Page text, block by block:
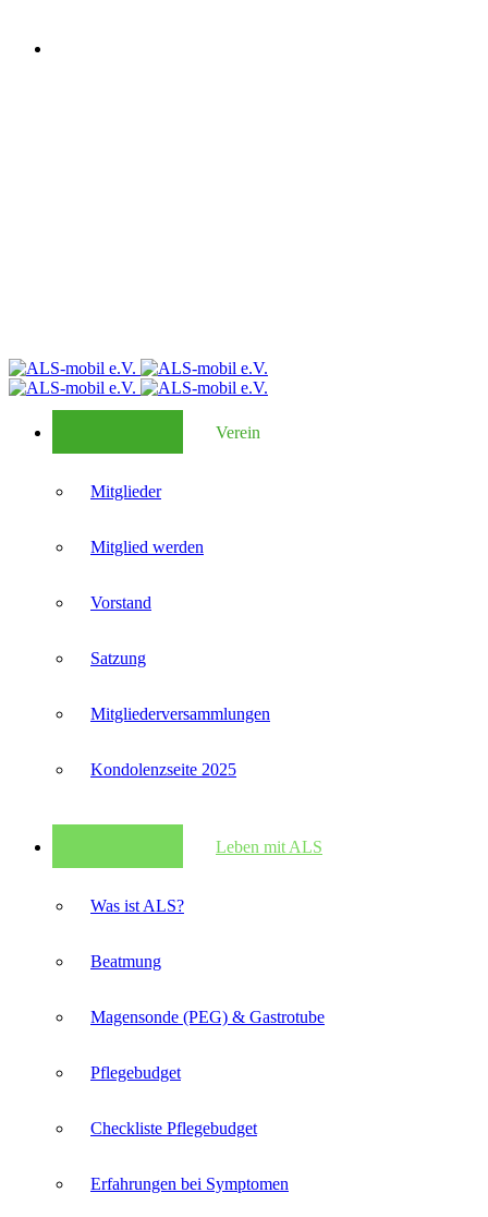
Verein
Mitglieder
Mitglied werden
Vorstand
Satzung
Mitglieder­versammlungen
Kondolenzseite 2025
Leben mit ALS
Was ist ALS?
Beatmung
Magensonde (PEG) & Gastrotube
Pflegebudget
Checkliste Pflegebudget
Erfahrungen bei Symptomen